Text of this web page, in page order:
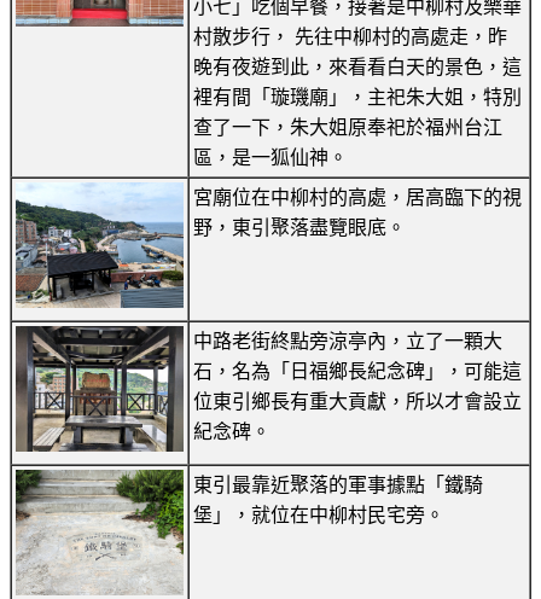
小七」吃個早餐，接著是中柳村及樂華
村散步行， 先往中柳村的高處走，昨
晚有夜遊到此，來看看白天的景色，這
裡有間「璇璣廟」，主祀朱大姐，特別
查了一下，朱大姐原奉祀於福州台江
區，是一狐仙神。
宮廟位在中柳村的高處，居高臨下的視
野，東引聚落盡覽眼底。
中路老街終點旁涼亭內，立了一顆大
石，名為「日福鄉長紀念碑」，可能這
位東引鄉長有重大貢獻，所以才會設立
紀念碑。
東引最靠近聚落的軍事據點「鐵騎
堡」，就位在中柳村民宅旁。